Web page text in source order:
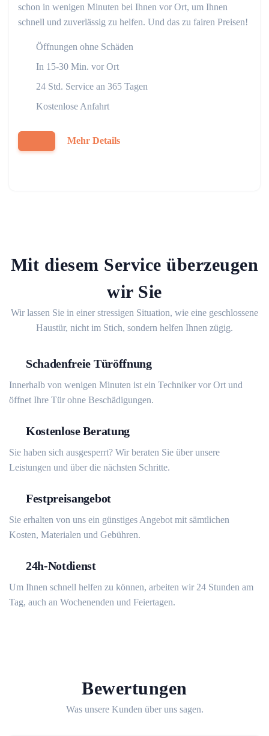
schon in wenigen Minuten bei Ihnen vor Ort, um Ihnen
schnell und zuverlässig zu helfen. Und das zu fairen Preisen!
Öffnungen ohne Schäden
In 15-30 Min. vor Ort
24 Std. Service an 365 Tagen
Kostenlose Anfahrt
Mehr Details
Mit diesem Service überzeugen
wir Sie
Wir lassen Sie in einer stressigen Situation, wie eine geschlossene
Haustür, nicht im Stich, sondern helfen Ihnen zügig.
Schadenfreie Türöffnung
Innerhalb von wenigen Minuten ist ein Techniker vor Ort und
öffnet Ihre Tür ohne Beschädigungen.
Kostenlose Beratung
Sie haben sich ausgesperrt? Wir beraten Sie über unsere
Leistungen und über die nächsten Schritte.
Festpreisangebot
Sie erhalten von uns ein günstiges Angebot mit sämtlichen
Kosten, Materialen und Gebühren.
24h-Notdienst
Um Ihnen schnell helfen zu können, arbeiten wir 24 Stunden am
Tag, auch an Wochenenden und Feiertagen.
Bewertungen
Was unsere Kunden über uns sagen.